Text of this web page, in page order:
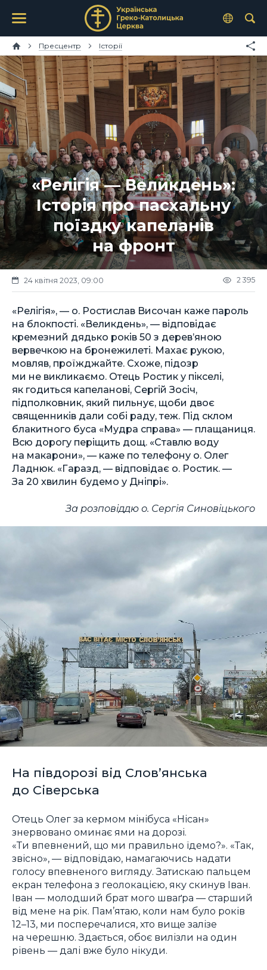
Пресцентр Історії
«Релігія — Великдень»:
Історія про пасхальну
поїздку капеланів
на фронт
24 квітня 2023, 09:00 2 395
«Релігія», — о. Ростислав Височан каже пароль
на блокпості. «Великдень», — відповідає
кремезний дядько років 50 з дерев’яною
вервечкою на бронежилеті. Махає рукою,
мовляв, проїжджайте. Схоже, підозр
ми не викликаємо. Отець Ростик у пікселі,
як годиться капеланові, Сергій Зосіч,
підполковник, який пильнує, щоби двоє
священників дали собі раду, теж. Під склом
блакитного буса «Мудра справа» — плащаниця.
Всю дорогу періщить дощ. «Ставлю воду
на макарони», — каже по телефону о. Олег
Ладнюк. «Гаразд, — відповідає о. Ростик. —
За 20 хвилин будемо у Дніпрі».
За розповіддю о. Сергія Синовіцького
На півдорозі від Слов’янська
до Сіверська
Отець Олег за кермом мінібуса «Нісан»
знервовано оминає ями на дорозі.
«Ти впевнений, що ми правильно їдемо?». «Так,
звісно», — відповідаю, намагаючись надати
голосу впевненого вигляду. Затискаю пальцем
екран телефона з геолокацією, яку скинув Іван.
Іван — молодший брат мого шваґра — старший
від мене на рік. Пам’ятаю, коли нам було років
12–13, ми посперечалися, хто вище залізе
на черешню. Здається, обоє вилізли на один
рівень — далі вже було нікуди.